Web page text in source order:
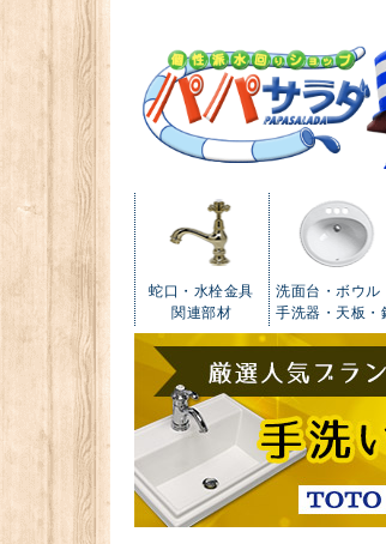
蛇口・水栓金具
関連部材
洗面台・ボウル
手洗器・天板・